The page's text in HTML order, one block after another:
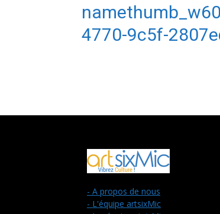
4770-9c5f-
- A propos de nous
- L'équipe artsixMic